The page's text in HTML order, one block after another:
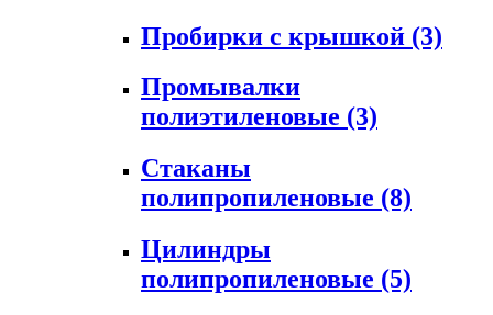
Пробирки с крышкой (3)
Промывалки
полиэтиленовые (3)
Стаканы
полипропиленовые (8)
Цилиндры
полипропиленовые (5)